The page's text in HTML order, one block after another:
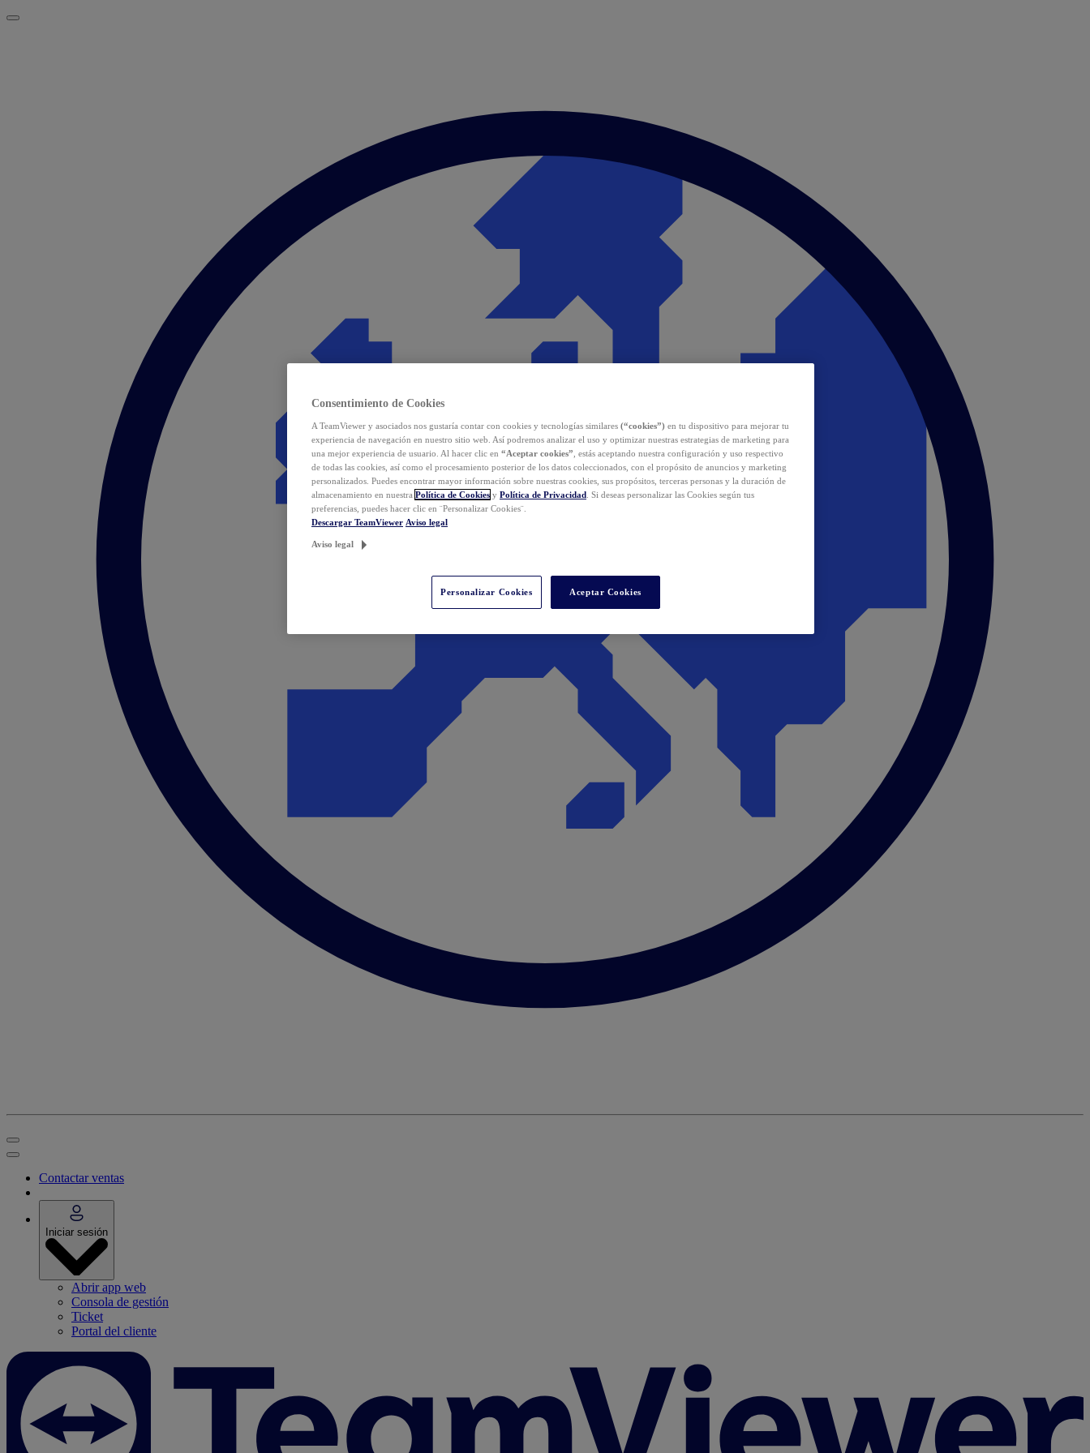
Contactar ventas
Iniciar sesión
Abrir app web
Consola de gestión
Ticket
Portal del cliente
Consentimiento de Cookies
A TeamViewer y asociados nos gustaría contar con cookies y tecnologías similares (“cookies”) en tu dispositivo para mejorar tu
experiencia de navegación en nuestro sitio web. Así podremos analizar el uso y optimizar nuestras estrategias de marketing para
una mejor experiencia de usuario. Al hacer clic en “Aceptar cookies” , estás aceptando nuestra configuración y uso respectivo
de todas las cookies, así como el procesamiento posterior de los datos coleccionados, con el propósito de anuncios y marketing
personalizados. Puedes encontrar mayor información sobre nuestras cookies, sus propósitos, terceras personas y la duración de
almacenamiento en nuestra Política de Cookies y Política de Privacidad . Si deseas personalizar las Cookies según tus
preferencias, puedes hacer clic en ¨Personalizar Cookies¨.
Descargar TeamViewer Aviso legal
Aviso legal
Personalizar Cookies Aceptar Cookies